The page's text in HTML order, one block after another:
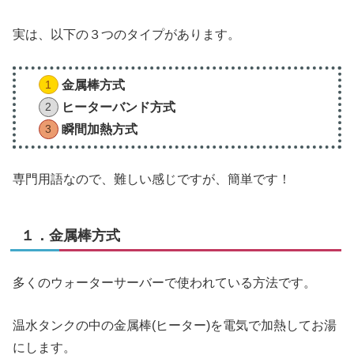
実は、以下の３つのタイプがあります。
金属棒方式
ヒーターバンド方式
瞬間加熱方式
専門用語なので、難しい感じですが、簡単です！
１．金属棒方式
多くのウォーターサーバーで使われている方法です。
温水タンクの中の金属棒(ヒーター)を電気で加熱してお湯
にします。